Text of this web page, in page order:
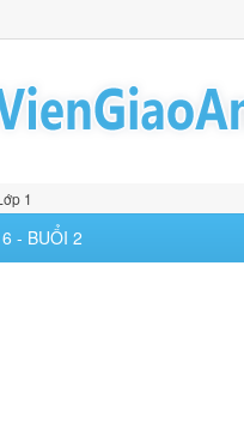
1
- BUỔI 2